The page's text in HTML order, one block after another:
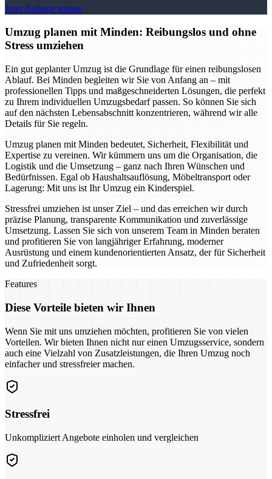
Jetzt Anfrage starten
Umzug planen mit Minden: Reibungslos und ohne
Stress umziehen
Ein gut geplanter Umzug ist die Grundlage für einen reibungslosen
Ablauf. Bei Minden begleiten wir Sie von Anfang an – mit
professionellen Tipps und maßgeschneiderten Lösungen, die perfekt
zu Ihrem individuellen Umzugsbedarf passen. So können Sie sich
auf den nächsten Lebensabschnitt konzentrieren, während wir alle
Details für Sie regeln.
Umzug planen mit Minden bedeutet, Sicherheit, Flexibilität und
Expertise zu vereinen. Wir kümmern uns um die Organisation, die
Logistik und die Umsetzung – ganz nach Ihren Wünschen und
Bedürfnissen. Egal ob Haushaltsauflösung, Möbeltransport oder
Lagerung: Mit uns ist Ihr Umzug ein Kinderspiel.
Stressfrei umziehen ist unser Ziel – und das erreichen wir durch
präzise Planung, transparente Kommunikation und zuverlässige
Umsetzung. Lassen Sie sich von unserem Team in Minden beraten
und profitieren Sie von langjähriger Erfahrung, moderner
Ausrüstung und einem kundenorientierten Ansatz, der für Sicherheit
und Zufriedenheit sorgt.
Features
Diese Vorteile bieten wir Ihnen
Wenn Sie mit uns umziehen möchten, profitieren Sie von vielen
Vorteilen. Wir bieten Ihnen nicht nur einen Umzugsservice, sondern
auch eine Vielzahl von Zusatzleistungen, die Ihren Umzug noch
einfacher und stressfreier machen.
Stressfrei
Unkompliziert Angebote einholen und vergleichen